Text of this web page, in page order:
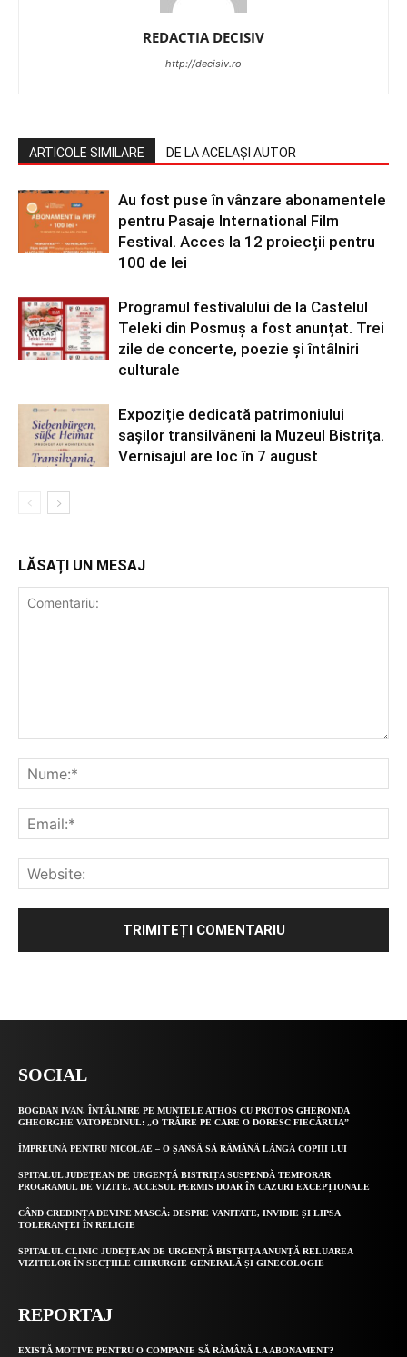
REDACTIA DECISIV
http://decisiv.ro
ARTICOLE SIMILARE DE LA ACELAȘI AUTOR
Au fost puse în vânzare abonamentele
pentru Pasaje International Film
Festival. Acces la 12 proiecții pentru
100 de lei
Programul festivalului de la Castelul
Teleki din Posmuș a fost anunțat. Trei
zile de concerte, poezie și întâlniri
culturale
Expoziție dedicată patrimoniului
sașilor transilvăneni la Muzeul Bistrița.
Vernisajul are loc în 7 august
LĂSAȚI UN MESAJ
SOCIAL
BOGDAN IVAN, ÎNTÂLNIRE PE MUNTELE ATHOS CU PROTOS GHERONDA
GHEORGHE VATOPEDINUL: „O TRĂIRE PE CARE O DORESC FIECĂRUIA”
ÎMPREUNĂ PENTRU NICOLAE – O ȘANSĂ SĂ RĂMÂNĂ LÂNGĂ COPIII LUI
SPITALUL JUDEȚEAN DE URGENȚĂ BISTRIȚA SUSPENDĂ TEMPORAR
PROGRAMUL DE VIZITE. ACCESUL PERMIS DOAR ÎN CAZURI EXCEPȚIONALE
CÂND CREDINȚA DEVINE MASCĂ: DESPRE VANITATE, INVIDIE ȘI LIPSA
TOLERANȚEI ÎN RELIGIE
SPITALUL CLINIC JUDEȚEAN DE URGENȚĂ BISTRIȚA ANUNȚĂ RELUAREA
VIZITELOR ÎN SECȚIILE CHIRURGIE GENERALĂ ȘI GINECOLOGIE
REPORTAJ
EXISTĂ MOTIVE PENTRU O COMPANIE SĂ RĂMÂNĂ LA ABONAMENT?